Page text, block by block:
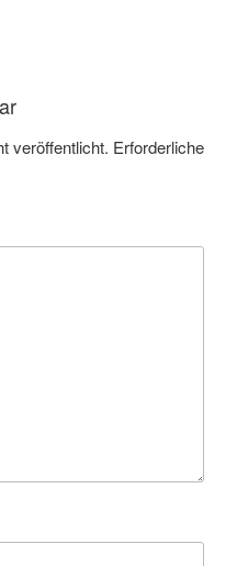
veröffentlicht. Erforderliche